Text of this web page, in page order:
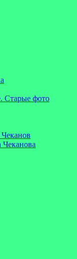
Старые фото